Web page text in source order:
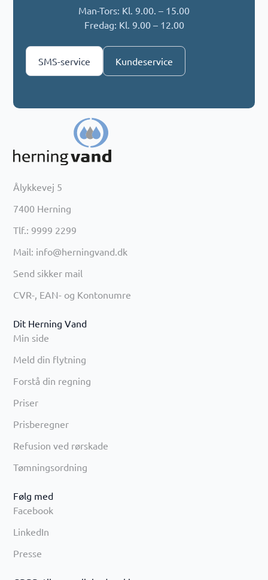
Man-Tors: Kl. 9.00. – 15.00
Fredag: Kl. 9.00 – 12.00
SMS-service Kundeservice
Ålykkevej 5
7400 Herning
Tlf.: 9999 2299
Mail: info@herningvand.dk
Send sikker mail
CVR-, EAN- og Kontonumre
Dit Herning Vand
Min side
Meld din flytning
Forstå din regning
Priser
Prisberegner
Refusion ved rørskade
Tømningsordning
Følg med
Facebook
LinkedIn
Presse